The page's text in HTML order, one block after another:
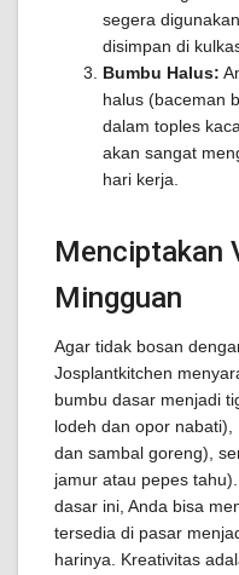
segera
disimpan di
Bumbu Halus:
halus (baceman
dalam toples
akan sangat
hari kerja.
Menciptakan
Mingguan
Agar tidak bosan
Josplantkitchen
bumbu dasar menjadi
lodeh dan opor
dan sambal goreng),
jamur atau pepes
dasar ini, Anda bisa
tersedia di pasar
harinya. Kreativitas